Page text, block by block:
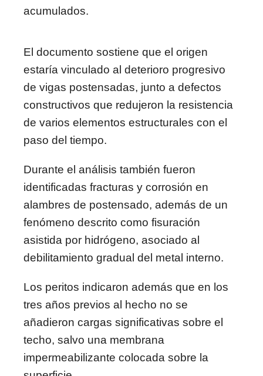
acumulados.
El documento sostiene que el origen
estaría vinculado al deterioro progresivo
de vigas postensadas, junto a defectos
constructivos que redujeron la resistencia
de varios elementos estructurales con el
paso del tiempo.
Durante el análisis también fueron
identificadas fracturas y corrosión en
alambres de postensado, además de un
fenómeno descrito como fisuración
asistida por hidrógeno, asociado al
debilitamiento gradual del metal interno.
Los peritos indicaron además que en los
tres años previos al hecho no se
añadieron cargas significativas sobre el
techo, salvo una membrana
impermeabilizante colocada sobre la